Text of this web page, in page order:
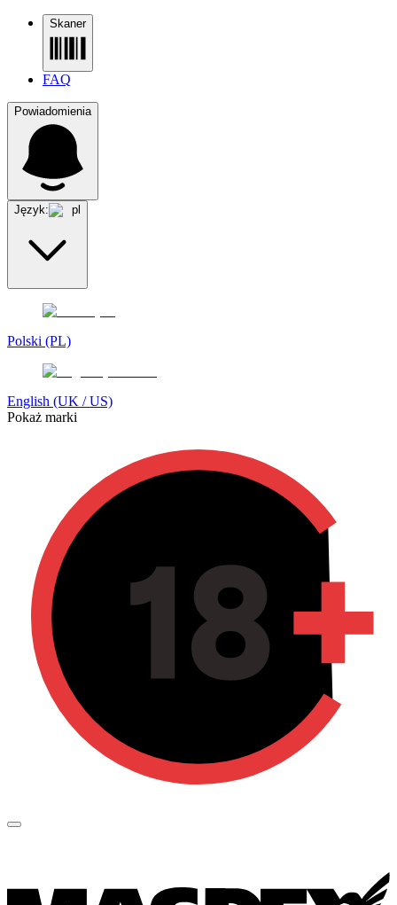
Skaner
FAQ
Powiadomienia
Język: pl
Polski (PL)
English (UK / US)
Pokaż marki